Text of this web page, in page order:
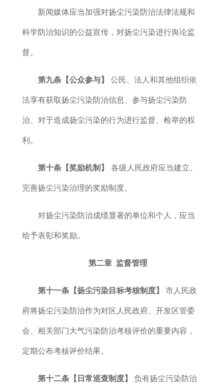
新闻媒体应当加强对扬尘污染防治法律法规和
科学防治知识的公益宣传，对扬尘污染进行舆论监
督。
第九条 【公众参与】 公民、法人和其他组织依
法享有获取扬尘污染防治信息、参与扬尘污染防
治、对于造成扬尘污染的行为进行监督、检举的权
利。
第十条【奖励机制】 各级人民政府应当建立、
完善扬尘污染治理的奖励制度。
对扬尘污染防治成绩显著的单位和个人，应当
给予表彰和奖励。
第二章 监督管理
第十一条【扬尘污染目标考核制度】 市人民政
府将扬尘污染防治作为对区人民政府、 开发区管委
会、 相关部门大气污染防治考核评价的重要内容，
定期公布考核评价结果。
第十二条【日常巡查制度】 负有扬尘污染防治